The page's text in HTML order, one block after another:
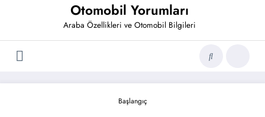
Otomobil Yorumları
Araba Özellikleri ve Otomobil Bilgileri
Başlangıç